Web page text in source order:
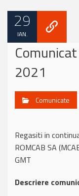
29
IAN.
2021
Comunicate
Regasiti in
ROMCAB SA
GMT
Descriere